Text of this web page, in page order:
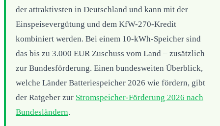
der attraktivsten in Deutschland und kann mit der
Einspeisevergütung und dem KfW-270-Kredit
kombiniert werden. Bei einem 10-kWh-Speicher sind
das bis zu 3.000 EUR Zuschuss vom Land – zusätzlich
zur Bundesförderung. Einen bundesweiten Überblick,
welche Länder Batteriespeicher 2026 wie fördern, gibt
der Ratgeber zur Stromspeicher-Förderung 2026 nach
Bundesländern.